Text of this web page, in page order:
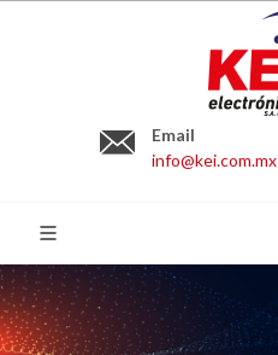
Email
info@kei.com.mx